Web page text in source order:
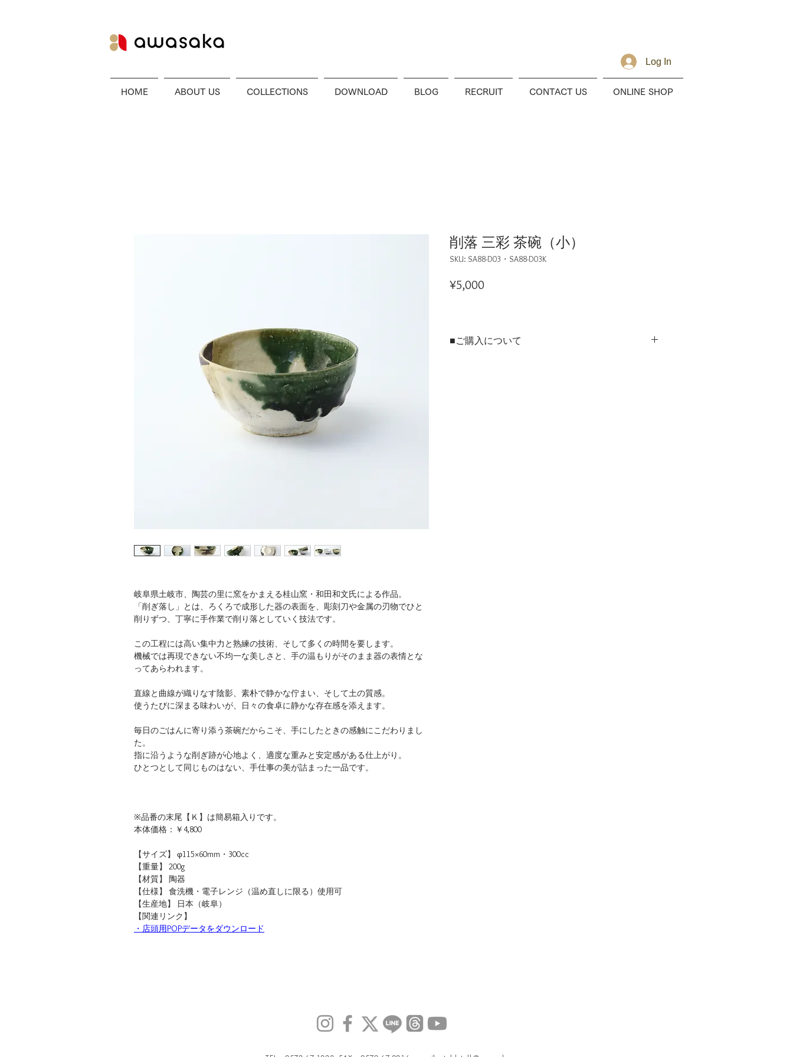
Log In
HOME ABOUT US COLLECTIONS DOWNLOAD BLOG RECRUIT CONTACT US ONLINE SHOP
岐阜県土岐市、陶芸の里に窯をかまえる桂山窯・和田和文氏による作品。
「削ぎ落し」とは、ろくろで成形した器の表面を、彫刻刀や金属の刃物でひと
削りずつ、丁寧に手作業で削り落としていく技法です。
この工程には高い集中力と熟練の技術、そして多くの時間を要します。
機械では再現できない不均一な美しさと、手の温もりがそのまま器の表情とな
ってあらわれます。
直線と曲線が織りなす陰影、素朴で静かな佇まい、そして土の質感。
使うたびに深まる味わいが、日々の食卓に静かな存在感を添えます。
毎日のごはんに寄り添う茶碗だからこそ、手にしたときの感触にこだわりまし
た。
指に沿うような削ぎ跡が心地よく、適度な重みと安定感がある仕上がり。
ひとつとして同じものはない、手仕事の美が詰まった一品です。
※品番の末尾【Ｋ】は簡易箱入りです。
本体価格：￥4,800
【サイズ】 φ115×60mm・300cc
【重量】 200g
【材質】 陶器
【仕様】 食洗機・電子レンジ（温め直しに限る）使用可
【生産地】 日本（岐阜）
【関連リンク】
・店頭用POPデータをダウンロード
削落 三彩 茶碗（小）
SKU: SA88-D03・SA88-D03K
¥5,000
■ご購入について